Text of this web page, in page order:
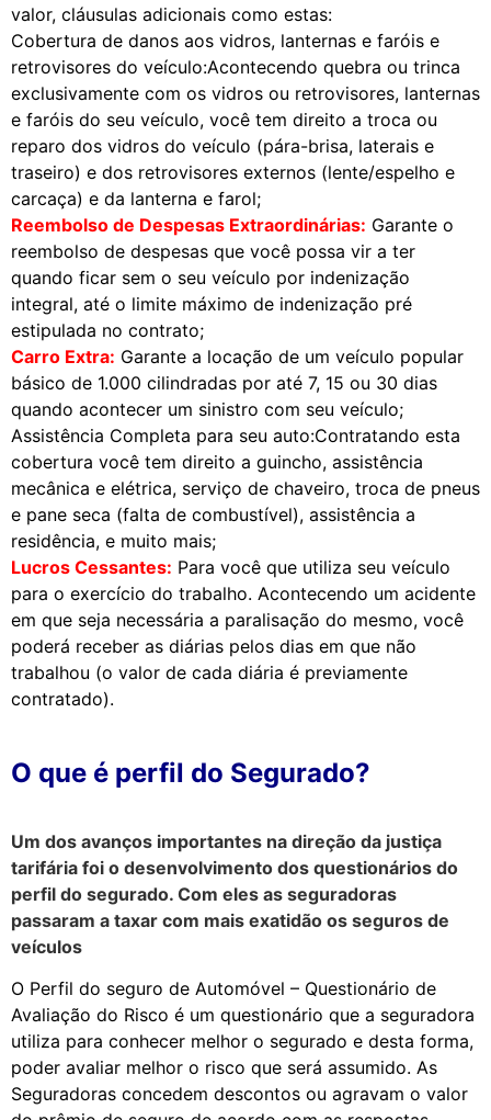
valor, cláusulas adicionais como estas:
Cobertura de danos aos vidros, lanternas e faróis e
retrovisores do veículo:Acontecendo quebra ou trinca
exclusivamente com os vidros ou retrovisores, lanternas
e faróis do seu veículo, você tem direito a troca ou
reparo dos vidros do veículo (pára-brisa, laterais e
traseiro) e dos retrovisores externos (lente/espelho e
carcaça) e da lanterna e farol;
Reembolso de Despesas Extraordinárias: Garante o
reembolso de despesas que você possa vir a ter
quando ficar sem o seu veículo por indenização
integral, até o limite máximo de indenização pré
estipulada no contrato;
Carro Extra: Garante a locação de um veículo popular
básico de 1.000 cilindradas por até 7, 15 ou 30 dias
quando acontecer um sinistro com seu veículo;
Assistência Completa para seu auto:Contratando esta
cobertura você tem direito a guincho, assistência
mecânica e elétrica, serviço de chaveiro, troca de pneus
e pane seca (falta de combustível), assistência a
residência, e muito mais;
Lucros Cessantes: Para você que utiliza seu veículo
para o exercício do trabalho. Acontecendo um acidente
em que seja necessária a paralisação do mesmo, você
poderá receber as diárias pelos dias em que não
trabalhou (o valor de cada diária é previamente
contratado).
O que é perfil do Segurado?
Um dos avanços importantes na direção da justiça
tarifária foi o desenvolvimento dos questionários do
perfil do segurado. Com eles as seguradoras
passaram a taxar com mais exatidão os seguros de
veículos
O Perfil do seguro de Automóvel – Questionário de
Avaliação do Risco é um questionário que a seguradora
utiliza para conhecer melhor o segurado e desta forma,
poder avaliar melhor o risco que será assumido. As
Seguradoras concedem descontos ou agravam o valor